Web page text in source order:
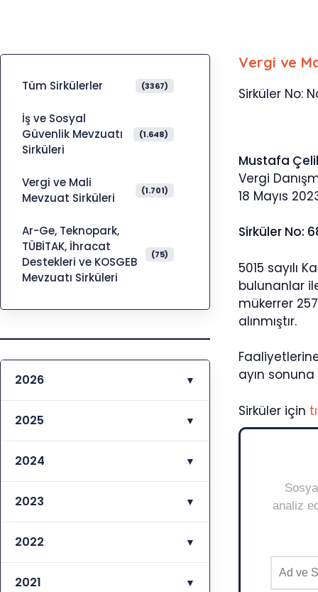
Vergi ve
Sirküler No:
Mustafa
Vergi
18 Mayıs
Sirküler No:
5015 sayılı
bulunanlar
mükerrer
alınmıştır.
ayın
Sirküler için
analiz
Tüm Sirkülerler (3367)
İş ve Sosyal
Güvenlik Mevzuatı
Sirküleri
(1.648)
Vergi ve Mali
Mevzuat Sirküleri
(1.701)
Ar-Ge, Teknopark,
TÜBİTAK, İhracat
Destekleri ve KOSGEB
Mevzuatı Sirküleri
(75)
2026 ▼
2025 ▼
2024 ▼
2023 ▼
2022 ▼
2021 ▼